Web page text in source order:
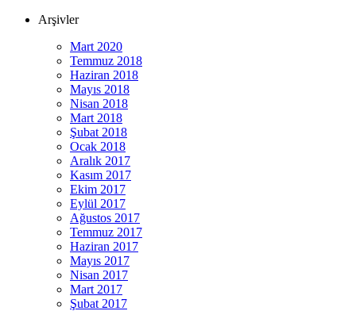
Arşivler
Mart 2020
Temmuz 2018
Haziran 2018
Mayıs 2018
Nisan 2018
Mart 2018
Şubat 2018
Ocak 2018
Aralık 2017
Kasım 2017
Ekim 2017
Eylül 2017
Ağustos 2017
Temmuz 2017
Haziran 2017
Mayıs 2017
Nisan 2017
Mart 2017
Şubat 2017